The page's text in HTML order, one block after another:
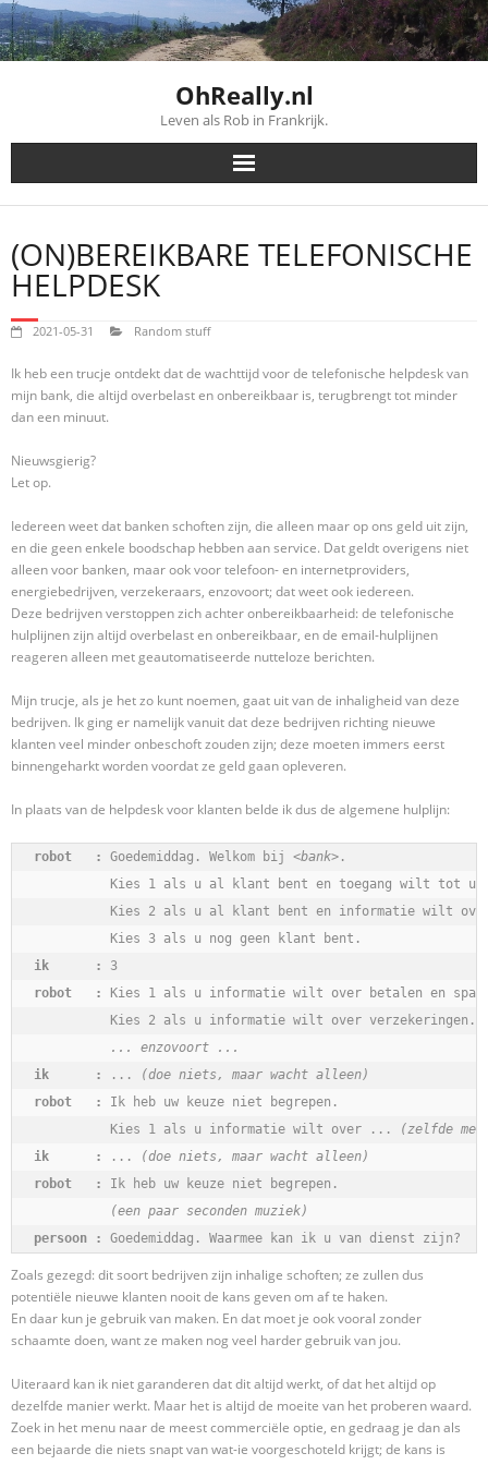
Skip
to
content
OhReally.nl
Leven als Rob in Frankrijk.
(ON)BEREIKBARE TELEFONISCHE
HELPDESK
2021-05-31 Random stuff
Ik heb een trucje ontdekt dat de wachttijd voor de telefonische helpdesk van
mijn bank, die altijd overbelast en onbereikbaar is, terugbrengt tot minder
dan een minuut.
Nieuwsgierig?
Let op.
Iedereen weet dat banken schoften zijn, die alleen maar op ons geld uit zijn,
en die geen enkele boodschap hebben aan service. Dat geldt overigens niet
alleen voor banken, maar ook voor telefoon- en internetproviders,
energiebedrijven, verzekeraars, enzovoort; dat weet ook iedereen.
Deze bedrijven verstoppen zich achter onbereikbaarheid: de telefonische
hulplijnen zijn altijd overbelast en onbereikbaar, en de email-hulplijnen
reageren alleen met geautomatiseerde nutteloze berichten.
Mijn trucje, als je het zo kunt noemen, gaat uit van de inhaligheid van deze
bedrijven. Ik ging er namelijk vanuit dat deze bedrijven richting nieuwe
klanten veel minder onbeschoft zouden zijn; deze moeten immers eerst
binnengeharkt worden voordat ze geld gaan opleveren.
In plaats van de helpdesk voor klanten belde ik dus de algemene hulplijn:
robot   : Goedemiddag. Welkom bij <bank> .
Kies 1 als u al klant bent en toegang wilt tot
Kies 2 als u al klant bent en informatie wilt
ik      :
robot   :
Kies 1 als u informatie wilt over betalen en
          Kies 2 als u informatie wilt over verzekeringen.
... enzovoort ...
ik      :
...
(doe niets, maar wacht alleen)
robot   :
Ik heb uw keuze niet begrepen.
          Kies 1 als u informatie wilt over ...
(zelfde
ik      :
...
(doe niets, maar wacht alleen)
robot   :
Ik heb uw keuze niet begrepen.
(een paar seconden muziek)
persoon :
Goedemiddag. Waarmee kan ik u van dienst zijn?
Zoals gezegd: dit soort bedrijven zijn inhalige schoften; ze zullen dus
potentiële nieuwe klanten nooit de kans geven om af te haken.
En daar kun je gebruik van maken. En dat moet je ook vooral zonder
schaamte doen, want ze maken nog veel harder gebruik van jou.
Uiteraard kan ik niet garanderen dat dit altijd werkt, of dat het altijd op
dezelfde manier werkt. Maar het is altijd de moeite van het proberen waard.
Zoek in het menu naar de meest commerciële optie, en gedraag je dan als
een bejaarde die niets snapt van wat-ie voorgeschoteld krijgt; de kans is